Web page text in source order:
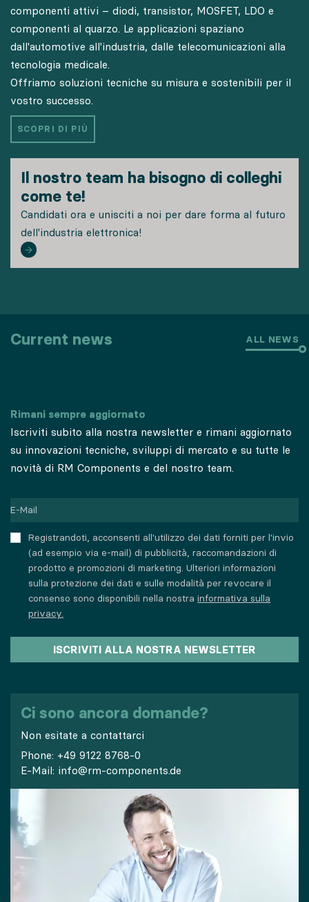
componenti attivi – diodi, transistor, MOSFET, LDO e
componenti al quarzo. Le applicazioni spaziano
dall'automotive all'industria, dalle telecomunicazioni alla
tecnologia medicale.
Offriamo soluzioni tecniche su misura e sostenibili per il
vostro successo.
SCOPRI DI PIÙ
Il nostro team ha bisogno di colleghi
come te!
Candidati ora e unisciti a noi per dare forma al futuro
dell'industria elettronica!
Current news ALL NEWS
Rimani sempre aggiornato
Iscriviti subito alla nostra newsletter e rimani aggiornato
su innovazioni tecniche, sviluppi di mercato e su tutte le
novità di RM Components e del nostro team.
Registrandoti, acconsenti all'utilizzo dei dati forniti per l'invio
(ad esempio via e-mail) di pubblicità, raccomandazioni di
prodotto e promozioni di marketing. Ulteriori informazioni
sulla protezione dei dati e sulle modalità per revocare il
consenso sono disponibili nella nostrainformativa sulla
privacy.
ISCRIVITI ALLA NOSTRA NEWSLETTER
Ci sono ancora domande?
Non esitate a contattarci
Phone: +49 9122 8768-0
E-Mail: info@rm-components.de